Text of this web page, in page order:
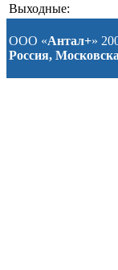
Выходные:
ООО «Антал+»
Россия,